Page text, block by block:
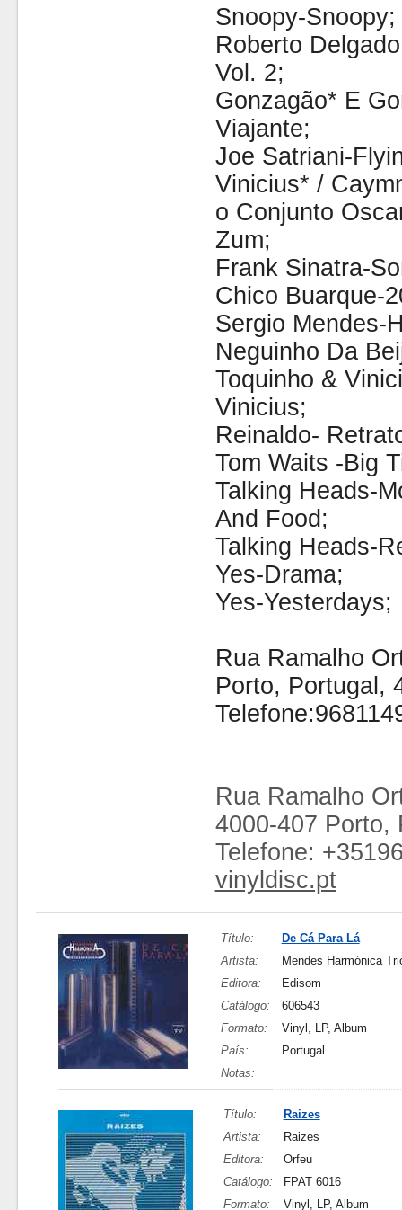
Snoopy-Snoopy;
Roberto
Vol. 2;
Gonzagão* E
Viajante;
Joe Satriani-
Vinicius* /
o Conjunto
Zum;
Frank Sinatra-
Chico Buarque-
Sergio Mendes-
Neguinho Da
Toquinho &
Vinicius;
Reinaldo-
Tom Waits -Big
Talking Heads-
And Food;
Talking Heads-
Yes-Drama;
Yes-Yesterdays;
Rua Ramalho
Porto, Portugal,
Rua Ramalho
4000-407 Porto,
Telefone:
vinyldisc.pt
Título:
De Cá Para Lá
Artista:
Mendes Harmónica
Editora:
Edisom
Catálogo:
606543
Formato:
Vinyl, LP, Album
País:
Portugal
Notas:
Título:
Raizes
Artista:
Raizes
Editora:
Orfeu
Catálogo:
FPAT 6016
Formato:
Vinyl, LP, Album